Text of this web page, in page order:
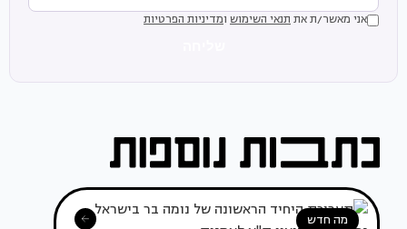
אני מאשר/ת את תנאי השימוש ומדיניות הפרטיות
מה חדש